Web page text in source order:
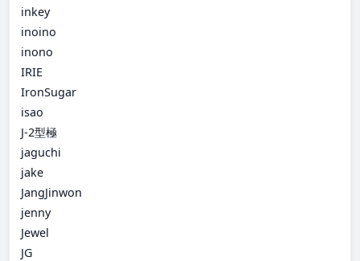
inkey
inoino
inono
IRIE
IronSugar
isao
J-2型極
jaguchi
jake
JangJinwon
jenny
Jewel
JG